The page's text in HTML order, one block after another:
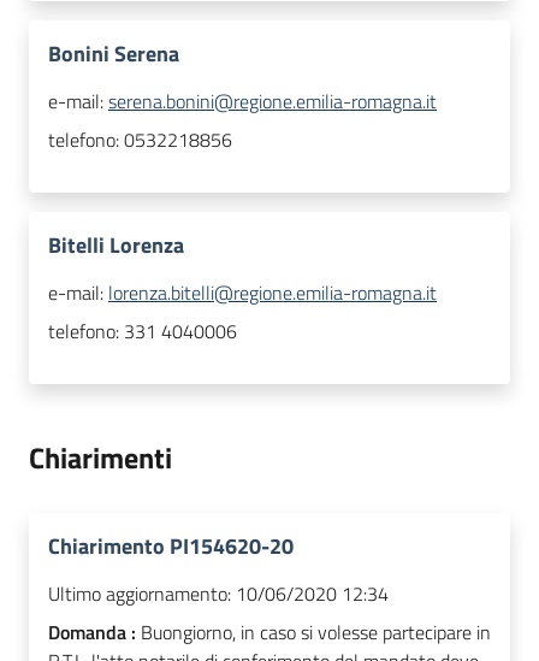
Bonini Serena
e-mail:serena.bonini@regione.emilia-romagna.it
telefono:0532218856
Bitelli Lorenza
e-mail: lorenza.bitelli@regione.emilia-romagna.it
telefono: 331 4040006
Chiarimenti
Chiarimento PI154620-20
Ultimo aggiornamento: 10/06/2020 12:34
Domanda : Buongiorno, in caso si volesse partecipare in